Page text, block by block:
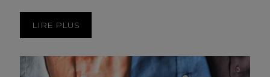
LIRE PLUS